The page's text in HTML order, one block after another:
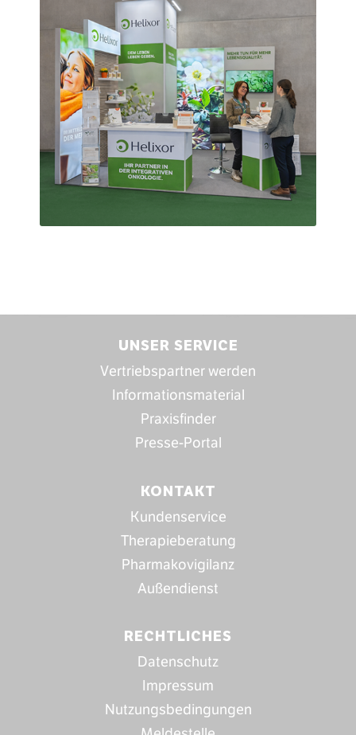
UNSER SERVICE
Vertriebspartner werden
Informationsmaterial
Praxisfinder
Presse-Portal
KONTAKT
Kundenservice
Therapieberatung
Pharmakovigilanz
Außendienst
RECHTLICHES
Datenschutz
Impressum
Nutzungsbedingungen